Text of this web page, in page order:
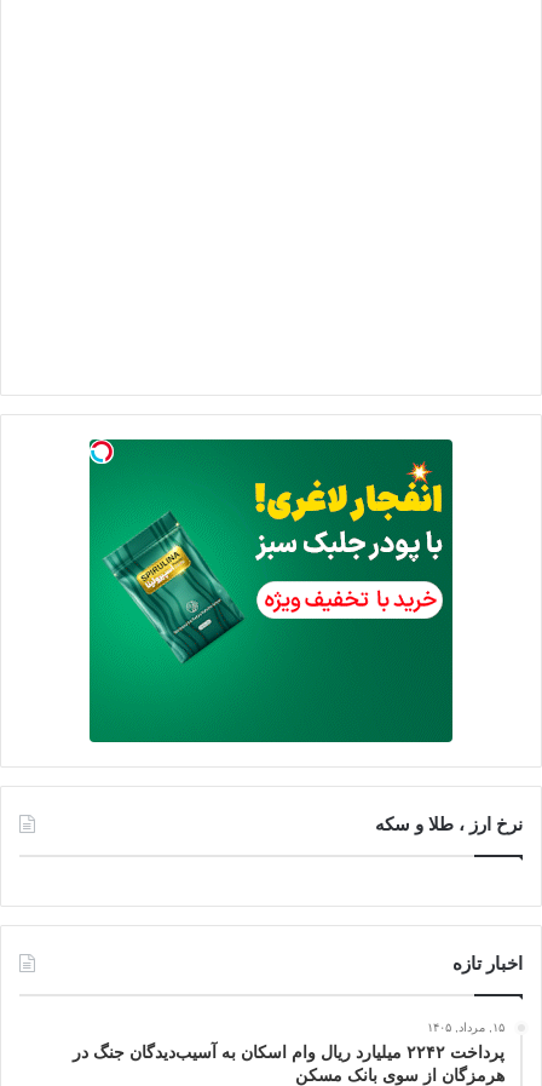
نرخ ارز ، طلا و سکه
اخبار تازه
۱۵, مرداد, ۱۴۰۵
پرداخت ۲۲۴۲ میلیارد ریال وام اسکان به آسیب‌دیدگان جنگ در
هرمزگان از سوی بانک مسکن